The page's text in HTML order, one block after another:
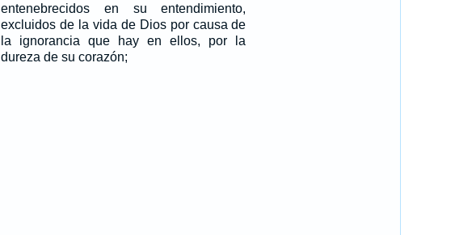
entenebrecidos en su entendimiento,
excluidos de la vida de Dios por causa de
la ignorancia que hay en ellos, por la
dureza de su corazón;